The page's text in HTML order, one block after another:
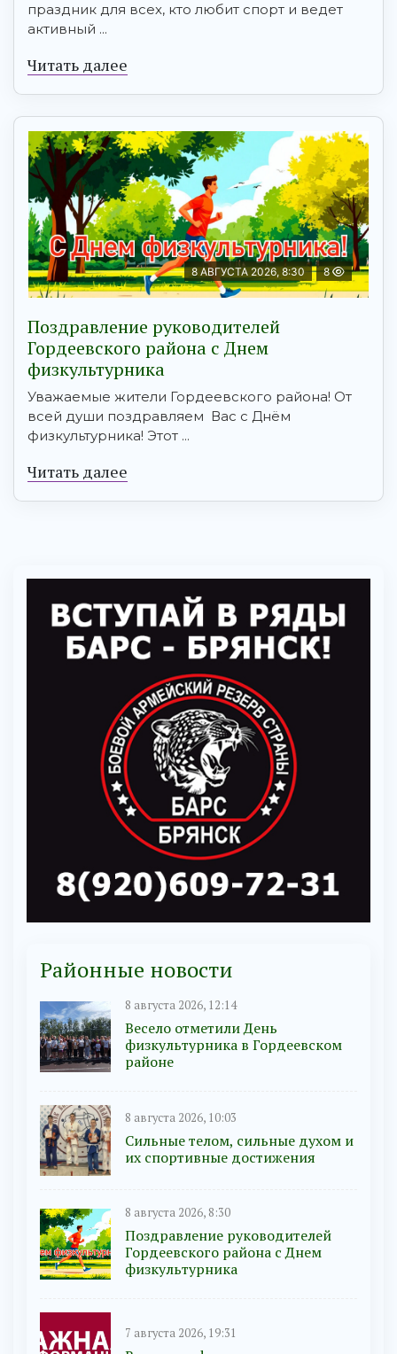
праздник для всех, кто любит спорт и ведет
активный ...
Читать далее
8 АВГУСТА 2026, 8:30 8
Поздравление руководителей
Гордеевского района с Днем
физкультурника
Уважаемые жители Гордеевского района! От
всей души поздравляем Вас с Днём
физкультурника! Этот ...
Читать далее
Районные новости
8 августа 2026, 12:14
Весело отметили День
физкультурника в Гордеевском
районе
8 августа 2026, 10:03
Сильные телом, сильные духом и
их спортивные достижения
8 августа 2026, 8:30
Поздравление руководителей
Гордеевского района с Днем
физкультурника
7 августа 2026, 19:31